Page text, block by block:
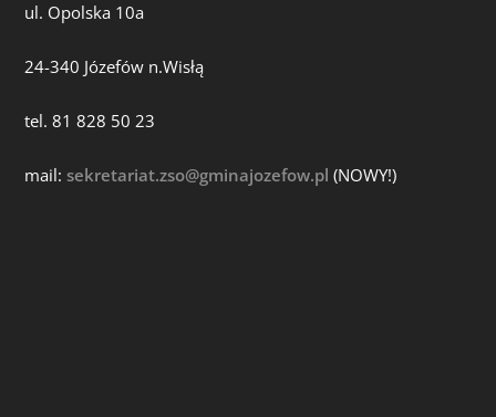
ul. Opolska 10a
24-340 Józefów n.Wisłą
tel. 81 828 50 23
mail:sekretariat.zso@gminajozefow.pl (NOWY!)